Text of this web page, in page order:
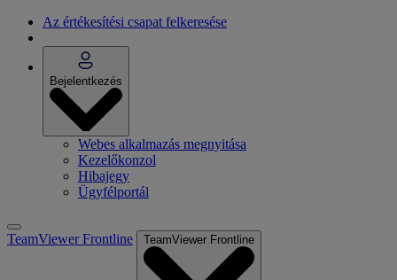
Az értékesítési csapat felkeresése
Bejelentkezés
Webes alkalmazás megnyitása
Kezelőkonzol
Hibajegy
Ügyfélportál
TeamViewer Frontline TeamViewer Frontline